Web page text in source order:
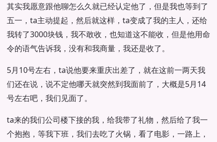
其实我愿意跟他聊怎么久就已经认定他了，但是我也等到了
五一，ta主动提起，然后就这样，ta变成了我的主人，还给
我转了3000块钱，我不敢收，也知道这不能收，但是他用命
令的语气告诉我，没有和我商量，我还是收了。
5月10号左右，ta说他要来重庆出差了，就在这前一两天我
们还在说，说不定他哪天就突然到我面前了，大概是5月14
号左右吧，我们见面了。
ta来的我们公司楼下接的我，给我带了礼物，然后给了我一
个抱抱，等我下班，我们去吃了火锅，看了电影，一路上，